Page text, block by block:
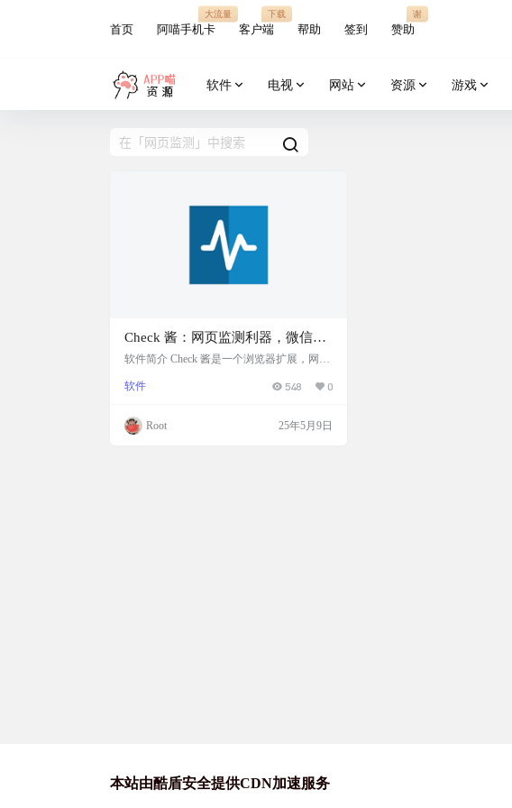
首页 阿喵手机卡
大流量
客户端
下载
帮助 签到 赞助
谢
软件 电视 网站 资源 游戏
Check 酱：网页监测利器，微信推
送实时掌握，用户可在不同设备上
软件简介 Check 酱是一个浏览器扩展，网页
化，还能把变化通过微信推送给你。支持多
SON 和 RSS 监测。用户可以通过浏览器插
件或自建云端进行监测任务的管理，实现即
软件 548 0
Root 25年5月9日
本站由酷盾安全提供CDN加速服务